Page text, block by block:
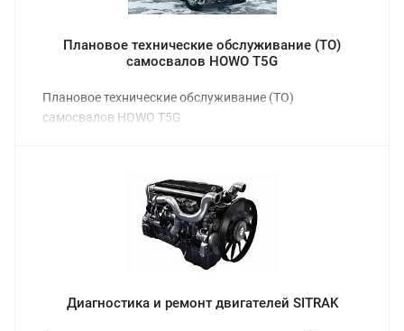
Плановое технические обслуживание (ТО)
самосвалов HOWO T5G
Плановое технические обслуживание (ТО)
самосвалов HOWO T5G
Диагностика и ремонт двигателей SITRAK